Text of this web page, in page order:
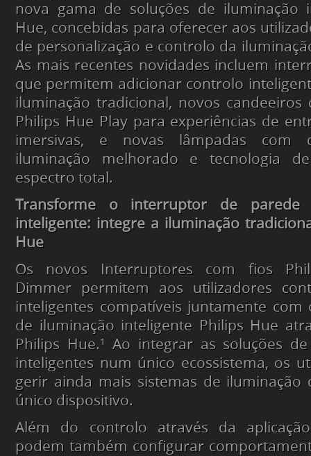
nova gama de soluções de iluminação
Hue, concebidas para oferecer aos
de personalização e controlo da
As mais recentes novidades incluem
que permitem adicionar controlo
iluminação tradicional, novos
Philips Hue Play para experiências de
imersivas, e novas lâmpadas com
iluminação melhorado e tecnologia
espectro total.
Transforme o interruptor de parede
inteligente: integre a iluminação
Hue
Os novos Interruptores com fios
Dimmer
permitem aos utilizadores
inteligentes compatíveis juntamente com
de iluminação inteligente Philips Hue
Philips Hue.¹ Ao integrar as soluções
inteligentes num único ecossistema, os
gerir ainda mais sistemas de iluminação
único dispositivo.
Além do controlo através da
podem também configurar